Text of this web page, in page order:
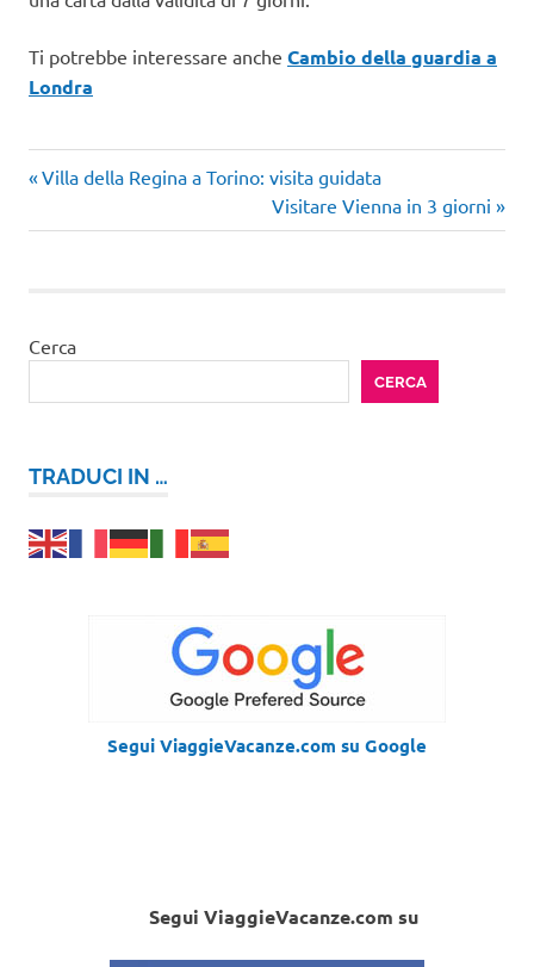
Ti potrebbe interessare anche Cambio della guardia a
Londra
Navigazione
articoli
Articolo
Villa della Regina a Torino: visita guidata
Articolo
successivo:
Visitare Vienna in 3 giorni
Cerca
CERCA
TRADUCI IN …
Segui ViaggieVacanze.com su Google
Segui ViaggieVacanze.com su